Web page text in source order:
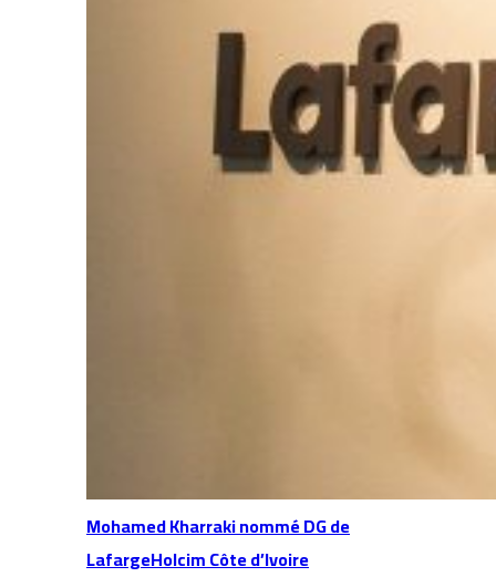
Mohamed Kharraki nommé DG de
LafargeHolcim Côte d’Ivoire